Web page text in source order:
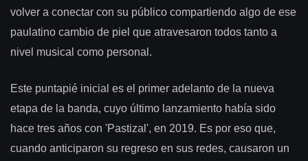
volver a conectar con su público compartiendo algo de ese
paulatino cambio de piel que atravesaron todos tanto a
nivel musical como personal.
Este puntapié inicial es el primer adelanto de la nueva
etapa de la banda, cuyo último lanzamiento había sido
hace tres años con 'Pastizal', en 2019. Es por eso que,
cuando anticiparon su regreso en sus redes, causaron un